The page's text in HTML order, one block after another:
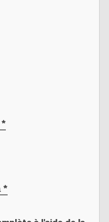
*
*